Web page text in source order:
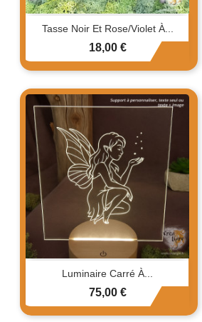
Tasse Noir Et Rose/Violet À...
Prix
18,00 €
Luminaire Carré À...
Prix
75,00 €